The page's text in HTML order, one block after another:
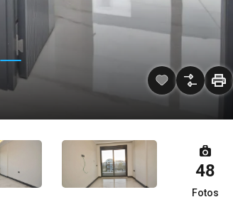
48
Fotos